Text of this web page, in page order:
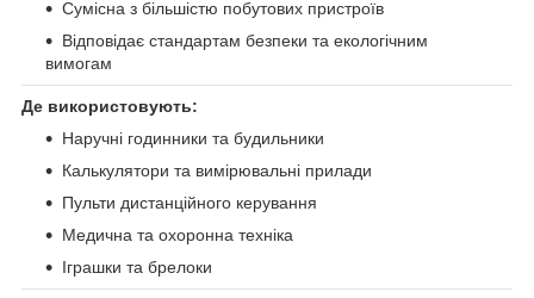
Сумісна з більшістю побутових пристроїв
Відповідає стандартам безпеки та екологічним
вимогам
Де використовують:
Наручні годинники та будильники
Калькулятори та вимірювальні прилади
Пульти дистанційного керування
Медична та охоронна техніка
Іграшки та брелоки